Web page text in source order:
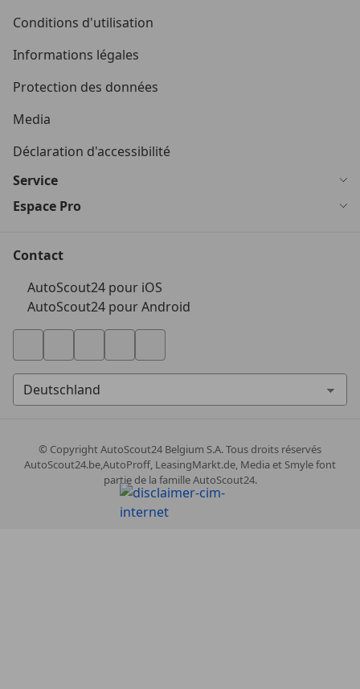
Conditions d'utilisation
Informations légales
Protection des données
Media
Déclaration d'accessibilité
Service
Espace Pro
Contact
AutoScout24 pour iOS
AutoScout24 pour Android
© CopyrightAutoScout24 Belgium S.A. Tous droits réservés
AutoScout24.be,AutoProff, LeasingMarkt.de, Media et Smyle font
partie de la famille AutoScout24.